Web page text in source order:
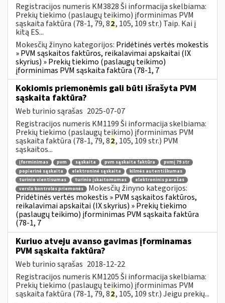
Registracijos numeris KM3828 Ši informacija skelbiama:
Prekių tiekimo (paslaugų teikimo) įforminimas PVM
sąskaita faktūra (78-1, 79, 82, 105, 109 str.) Taip. Kai į
kitą ES...
Mokesčių žinyno kategorijos: Pridėtinės vertės mokestis
» PVM sąskaitos faktūros, reikalavimai apskaitai (IX
skyrius) » Prekių tiekimo (paslaugų teikimo)
įforminimas PVM sąskaita faktūra (78-1, 7
Kokiomis priemonėmis gali būti išrašyta PVM
sąskaita faktūra?
Web turinio sąrašas 2025-07-07
Registracijos numeris KM1199 Ši informacija skelbiama:
Prekių tiekimo (paslaugų teikimo) įforminimas PVM
sąskaita faktūra (78-1, 79, 82, 105, 109 str.) PVM
sąskaitos...
įforminimas pvm sąskaita pvm sąskaita faktūra
pvmį 79 str
popierinė sąskaita
elektroninė sąskaita
kilmės autentiškumas
turinio vientisumas
turinio įskaitomumas
elektroninis parašas
verslo kontrolės priemonės
Mokesčių žinyno kategorijos:
Pridėtinės vertės mokestis » PVM sąskaitos faktūros,
reikalavimai apskaitai (IX skyrius) » Prekių tiekimo
(paslaugų teikimo) įforminimas PVM sąskaita faktūra
(78-1, 7
Kuriuo atveju avanso gavimas įforminamas
PVM sąskaita faktūra?
Web turinio sąrašas 2018-12-22
Registracijos numeris KM1205 Ši informacija skelbiama:
Prekių tiekimo (paslaugų teikimo) įforminimas PVM
sąskaita faktūra (78-1, 79, 82, 105, 109 str.) Jeigu prekių...